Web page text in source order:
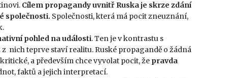
Cílem propagandy uvnitř Ruska je skrze zdání
společnosti. Společnosti, která má pocit zneuznání,
pohled na události. Ten je v kontrastu s
nich teprve staví realitu. Ruské propagandě o žádná
a především chce vyvolat pocit, že pravda
faktů a jejich interpretací.